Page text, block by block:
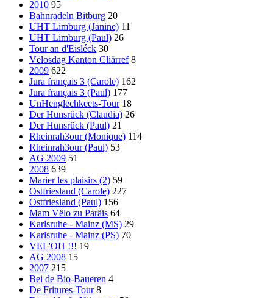
2010 95
Bahnradeln Bitburg 20
UHT Limburg (Janine) 11
UHT Limburg (Paul) 26
Tour an d'Eisléck 30
Vëlosdag Kanton Cliärref 8
2009 622
Jura français 3 (Carole) 162
Jura français 3 (Paul) 177
UnHenglechkeets-Tour 18
Der Hunsrück (Claudia) 26
Der Hunsrück (Paul) 21
Rheinrah3our (Monique) 114
Rheinrah3our (Paul) 53
AG 2009 51
2008 639
Marier les plaisirs (2) 59
Ostfriesland (Carole) 227
Ostfriesland (Paul) 156
Mam Vëlo zu Paräis 64
Karlsruhe - Mainz (MS) 29
Karlsruhe - Mainz (PS) 70
VEL'OH !!! 19
AG 2008 15
2007 215
Bei de Bio-Baueren 4
De Fritures-Tour 8